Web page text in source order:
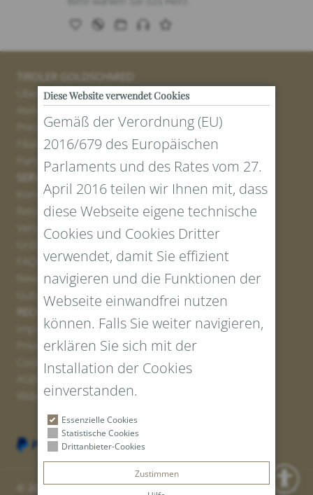
TIROLER GOLDSCHMIED
Über uns
Atelier
Presse
Filialen
Partner
SERVICE
Kontakt
Retourenportal
Versand
Newsletter Anmelden
Gutschein erstellen
RECHTLICHES UND DATENSCHUTZ
Impressum
Privacy Policy
Cookies
Widerrufsrecht
© 2026 Tiroler Goldschmied GmbH | Vat ID: IT 00766010219
Diese Website verwendet Cookies
Gemäß der Verordnung (EU)
2016/679 des Europäischen
Parlaments und des Rates vom 27.
April 2016 teilen wir Ihnen mit, dass
diese Webseite eigene technische
Cookies und Cookies Dritter
verwendet, damit Sie effizient
navigieren und die Funktionen der
Webseite einwandfrei nutzen
können. Falls Sie weiter navigieren,
erklären Sie sich mit der
Installation der Cookies
einverstanden.
Essenzielle Cookies
Statistische Cookies
Drittanbieter-Cookies
Zustimmen